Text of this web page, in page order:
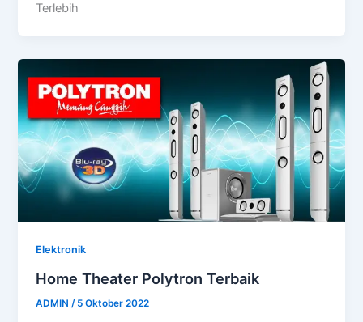
Terlebih
Elektronik
Home Theater Polytron Terbaik
ADMIN/ 5 Oktober 2022